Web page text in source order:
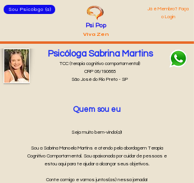
Sou Psicólogo (a)
Já é Membro? Faça
o Login
Psi Pop
Viva Zen
Psicóloga Sabrina Martins
TCC (terapia cognitivo comportamental)
CRP 06/190665
São José do Rio Preto - SP
Quem sou eu
Seja muito bem-vindo(a)!
Sou a Sabrina Manoela Martins e atendo pela abordagem Terapia
Cognitivo Comportamental. Sou apaixonada por cuidar de pessoas e
estou aqui para te ajudar a alcançar seus objetivos.
Conte comigo e vamos juntos(as) nessa jornada!